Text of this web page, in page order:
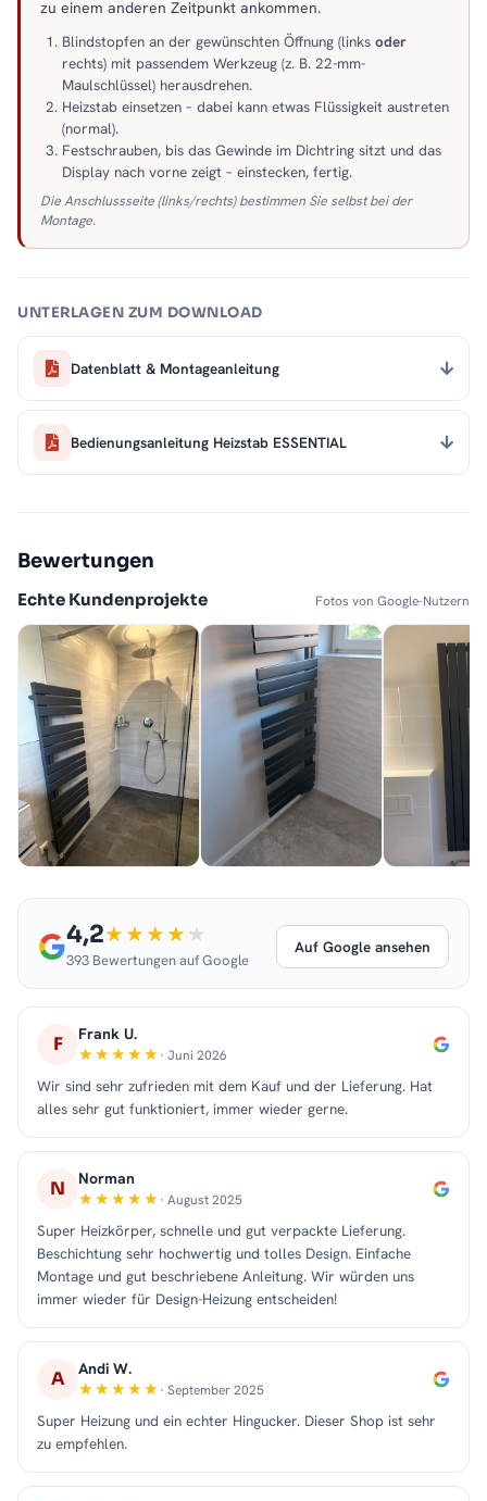
zu einem anderen Zeitpunkt ankommen.
Blindstopfen an der gewünschten Öffnung (links oder
rechts) mit passendem Werkzeug (z. B. 22-mm-
Maulschlüssel) herausdrehen.
Heizstab einsetzen – dabei kann etwas Flüssigkeit austreten
(normal).
Festschrauben, bis das Gewinde im Dichtring sitzt und das
Display nach vorne zeigt – einstecken, fertig.
Die Anschlussseite (links/rechts) bestimmen Sie selbst bei der
Montage.
UNTERLAGEN ZUM DOWNLOAD
Datenblatt & Montageanleitung
Bedienungsanleitung Heizstab ESSENTIAL
Bewertungen
Echte Kundenprojekte Fotos von Google-Nutzern
4,2
393 Bewertungen auf Google
Auf Google ansehen
F Frank U.
· Juni 2026
Wir sind sehr zufrieden mit dem Kauf und der Lieferung. Hat
alles sehr gut funktioniert, immer wieder gerne.
N Norman
· August 2025
Super Heizkörper, schnelle und gut verpackte Lieferung.
Beschichtung sehr hochwertig und tolles Design. Einfache
Montage und gut beschriebene Anleitung. Wir würden uns
immer wieder für Design-Heizung entscheiden!
A Andi W.
· September 2025
Super Heizung und ein echter Hingucker. Dieser Shop ist sehr
zu empfehlen.